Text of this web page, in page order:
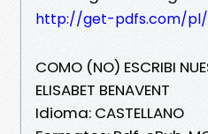
http://get-pdfs.com/pl/
COMO (NO) ESCRIBI
ELISABET BENAVENT
Idioma: CASTELLANO